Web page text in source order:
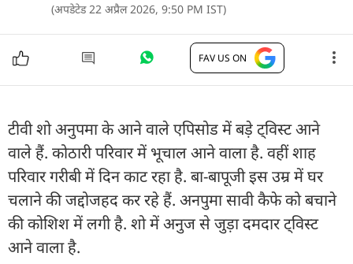
(अपडेटेड 22 अप्रैल 2026, 9:50 PM IST)
FAV US ON
टीवी शो अनुपमा के आने वाले एपिसोड में बड़े ट्विस्ट आने
वाले हैं. कोठारी परिवार में भूचाल आने वाला है. वहीं शाह
परिवार गरीबी में दिन काट रहा है. बा-बापूजी इस उम्र में घर
चलाने की जद्दोजहद कर रहे हैं. अनपुमा सावी कैफे को बचाने
की कोशिश में लगी है. शो में अनुज से जुड़ा दमदार ट्विस्ट
आने वाला है.